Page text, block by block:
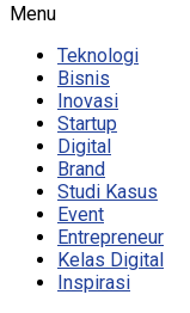
Menu
Teknologi
Bisnis
Inovasi
Startup
Digital
Brand
Studi Kasus
Event
Entrepreneur
Kelas Digital
Inspirasi